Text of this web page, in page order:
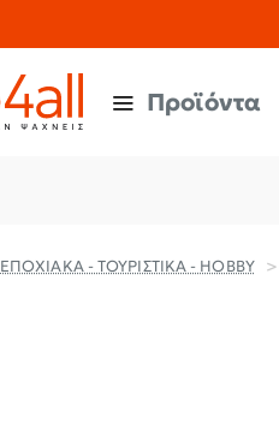
Προϊόντα
ΕΠΟΧΙΑΚΑ - ΤΟΥΡΙΣΤΙΚΑ - HOBBY